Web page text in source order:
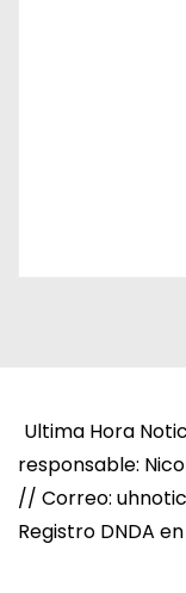
Ultima Hora
responsable:
// Correo:
Registro DNDA